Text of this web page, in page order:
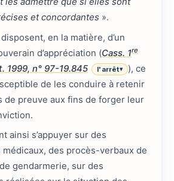
et concordantes ».
en la matière, d’un
d’appréciation (Cass. 1re
1999, n° 97-19.845 l'arrêt▾
), ce
de les conduire à retenir
de preuve aux fins de forger leur
ainsi s’appuyer sur des
des procès-verbaux de
gendarmerie, sur des